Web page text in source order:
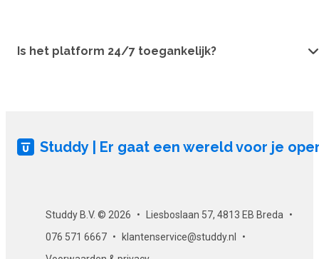
Is het platform 24/7 toegankelijk?
Studdy | Er gaat een wereld voor je
Studdy B.V. © 2026
Liesboslaan 57, 4813 EB Breda
076 571 6667
klantenservice@studdy.nl